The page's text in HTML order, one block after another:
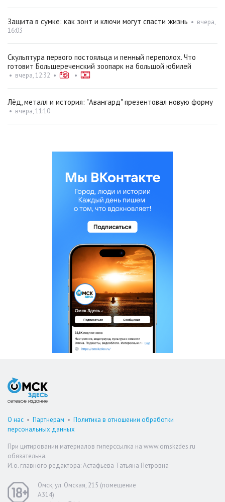
Защита в сумке: как зонт и ключи могут спасти жизнь • вчера,
16:03
Скульптура первого постояльца и пенный переполох. Что
готовит Большереченский зоопарк на большой юбилей
• вчера, 12:32 • •
Лёд, металл и история: "Авангард" презентовал новую форму
• вчера, 11:10
О нас • Партнерам • Политика в отношении обработки
персональных данных
При цитировании материалов гиперссылка на www.omskzdes.ru
обязательна.
И.о. главного редактора: Астафьева Татьяна Петровна
Омск, ул. Омская, 215 (помещение
А314)